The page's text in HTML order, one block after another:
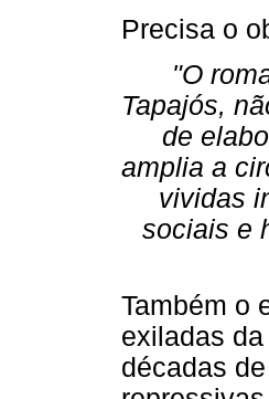
Precisa o
"O
Tapajós,
de
amplia a
vividas
sociais e
Também o
exiladas
décadas